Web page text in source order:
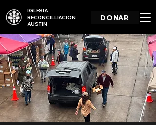
DONAR
IGLESIA
RECONCILLIACIÓN
AUSTIN